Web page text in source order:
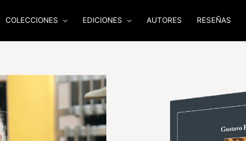
COLECCIONES EDICIONES AUTORES RESEÑAS